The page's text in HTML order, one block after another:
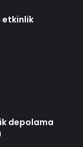
etkinlik
depolama